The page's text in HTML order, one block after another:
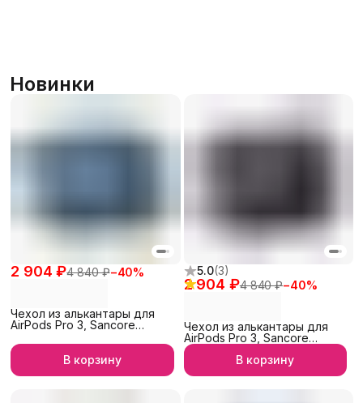
Новинки
2 904 ₽4 840 ₽−40%
Чехол из алькантары для
AirPods Pro 3, Sancore
В корзину
5.0(3)
2 904 ₽4 840 ₽−40%
Чехол из алькантары для
AirPods Pro 3, Sancore
(Черный)
В корзину